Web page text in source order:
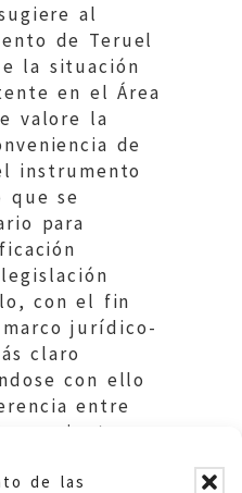
de las
al
de Teruel
la situación
en el Área
valore la
de
instrumento
que se
para
con el fin
jurídico-
claro
con ello
entre
y